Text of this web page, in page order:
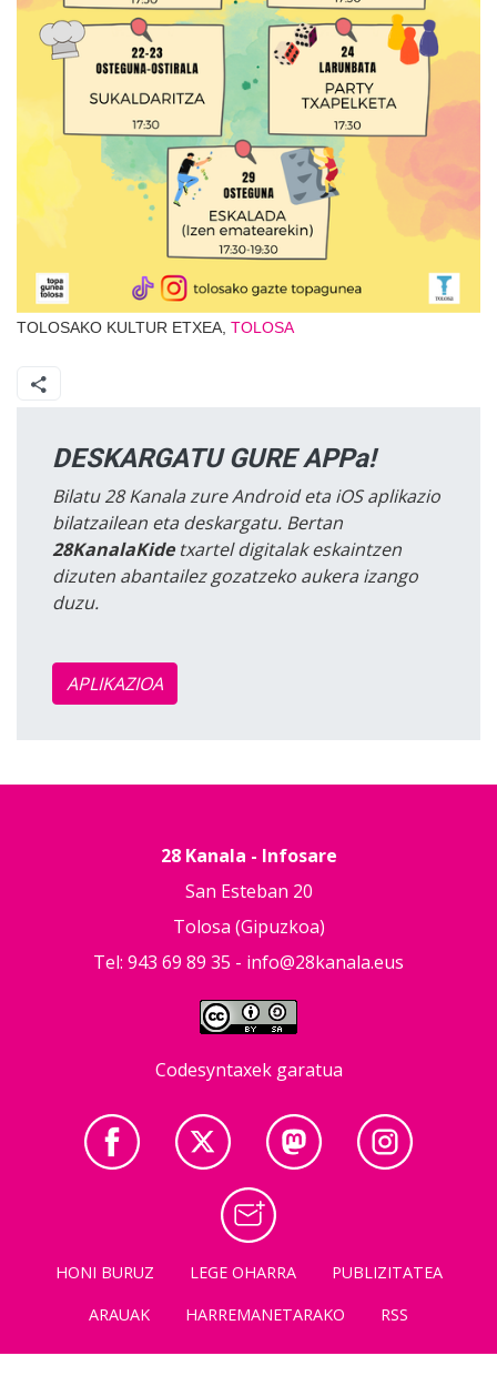
TOLOSAKO KULTUR ETXEA, TOLOSA
DESKARGATU GURE APPa!
Bilatu 28 Kanala zure Android eta iOS aplikazio
bilatzailean eta deskargatu. Bertan
28KanalaKidetxartel digitalak eskaintzen
dizuten abantailez gozatzeko aukera izango
duzu.
APLIKAZIOA
28 Kanala - Infosare
San Esteban 20
Tolosa (Gipuzkoa)
Tel: 943 69 89 35 - info@28kanala.eus
Codesyntaxek garatua
HONI BURUZ LEGE OHARRA
PUBLIZITATEA
ARAUAK
HARREMANETARAKO RSS